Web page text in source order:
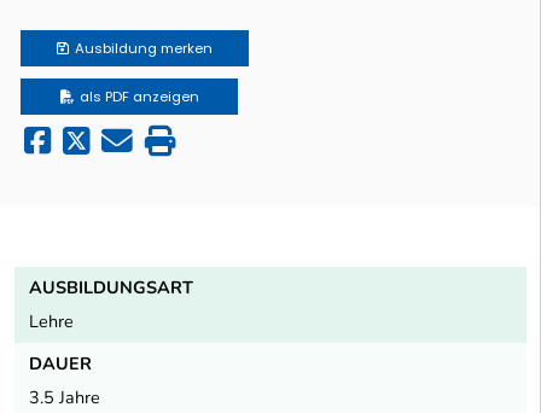
Ausbildung merken
als PDF anzeigen
AUSBILDUNGSART
Lehre
DAUER
3.5 Jahre